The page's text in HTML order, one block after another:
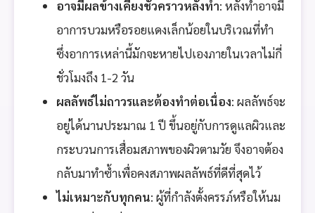
อาจมีผลข้างเคียงชั่วคราวหลังทำ: หลังทำอาจมี
อาการบวมหรือรอยแดงเล็กน้อยในบริเวณที่ทำ
ซึ่งอาการเหล่านี้มักจะหายไปเองภายในเวลาไม่กี่
ชั่วโมงถึง 1-2 วัน
ผลลัพธ์ไม่ถาวรและต้องทำต่อเนื่อง: ผลลัพธ์จะ
อยู่ได้นานประมาณ 1 ปี ขึ้นอยู่กับการดูแลผิวและ
กระบวนการเสื่อมสภาพของผิวตามวัย จึงอาจต้อง
กลับมาทำซ้ำเพื่อคงสภาพผลลัพธ์ที่ดีที่สุดไว้
ไม่เหมาะกับทุกคน: ผู้ที่กำลังตั้งครรภ์หรือให้นม